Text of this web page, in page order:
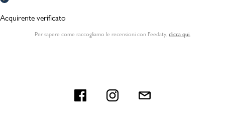
Acquirente verificato
Per sapere come raccogliamo le recensioni con Feedaty, clicca qui.